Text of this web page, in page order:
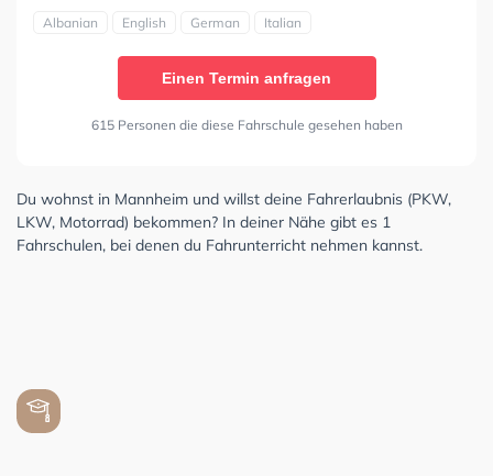
Albanian English German Italian
Einen Termin anfragen
615 Personen die diese Fahrschule gesehen haben
Du wohnst in Mannheim und willst deine Fahrerlaubnis (PKW,
LKW, Motorrad) bekommen? In deiner Nähe gibt es 1
Fahrschulen, bei denen du Fahrunterricht nehmen kannst.